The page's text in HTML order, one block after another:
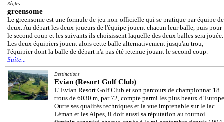
Règles
greensome
Le greensome est une formule de jeu non-officielle qui se pratique par équipe de
deux. Au départ les deux joueurs de l'équipe jouent chacun leur balle, puis pour
le second coup et les suivants ils choisissent laquelle des deux balles sera jouée.
Les deux équipiers jouent alors cette balle alternativement jusqu'au trou,
l'équipier dont la balle de départ n'a pas été retenue jouant le second coup.
Suite...
Destinations
Evian (Resort Golf Club)
L' Evian Resort Golf Club et son parcours de championnat 18
trous de 6030 m, par 72, compte parmi les plus beaux
Outre ses qualités techniques et la vue imprenable sur le lac
Léman et les Alpes, il doit aussi sa réputation au tournoi